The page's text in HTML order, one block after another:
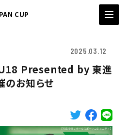
CUP
2025.03.12
Presented by 東進
のお知らせ